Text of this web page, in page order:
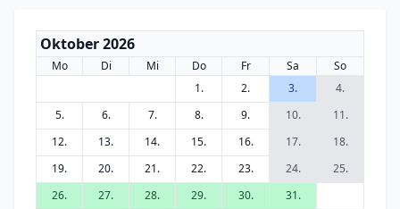
Oktober 2026
Mo Di Mi Do Fr Sa
So
1.
2. 3.
4.
5.
6. 7. 8. 9. 10.
11.
12.
13. 14. 15. 16. 17.
18.
19.
20. 21. 22. 23. 24.
25.
26.
27. 28. 29. 30. 31.